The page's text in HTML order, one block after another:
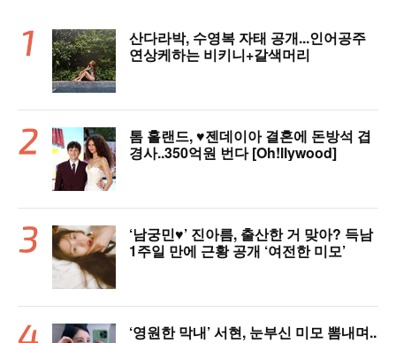
산다라박, 수영복 자태 공개...인어공주
연상케하는 비키니+갈색머리
톰 홀랜드, ♥︎젠데이아 결혼에 돈방석 겹
경사..350억원 번다 [Oh!llywood]
‘남궁민♥’ 진아름, 출산한 거 맞아? 득남
1주일 만에 근황 공개 ‘여전한 미모’
‘영원한 막내’ 서현, 눈부신 미모 뽐내며..